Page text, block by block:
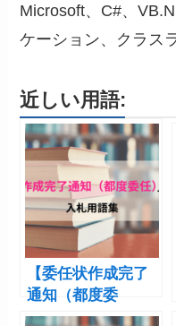
Microsoft、C#、
ケーション、クラス
近しい用語:
【委任状作成完了
通知（都度委
任）】（いにんじ